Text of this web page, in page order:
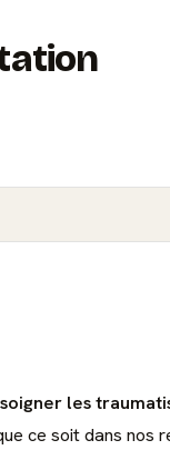
les
ce soit dans nos